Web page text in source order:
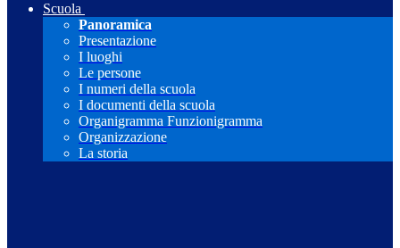
Scuola
Panoramica
Presentazione
I luoghi
Le persone
I numeri della scuola
I documenti della scuola
Organigramma Funzionigramma
Organizzazione
La storia